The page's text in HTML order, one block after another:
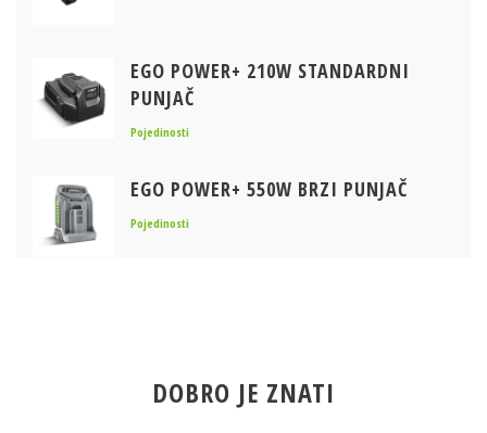
EGO POWER+ 210W STANDARDNI
PUNJAČ
Pojedinosti
EGO POWER+ 550W BRZI PUNJAČ
Pojedinosti
DOBRO JE ZNATI